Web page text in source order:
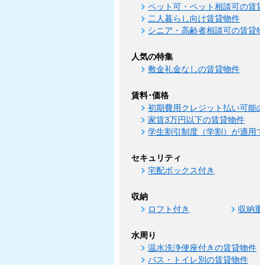
ペット可・ペット相談可の賃
二人暮らし向け賃貸物件
シニア・高齢者相談可の賃貸
人気の特集
敷金礼金なしの賃貸物件
賃料･価格
初期費用クレジット払い可能
家賃3万円以下の賃貸物件
学生割引制度（学割）が適用
セキュリティ
宅配ボックス付き
収納
ロフト付き 収納
水周り
温水洗浄便座付きの賃貸物件
バス・トイレ別の賃貸物件